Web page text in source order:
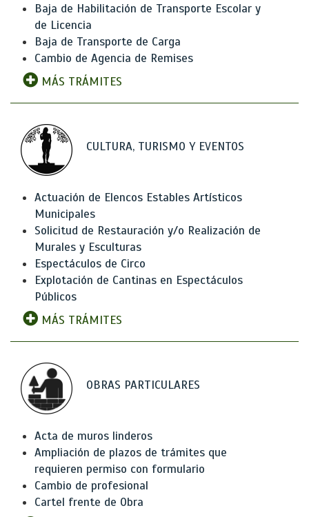
Baja de Habilitación de Transporte Escolar y
de Licencia
Baja de Transporte de Carga
Cambio de Agencia de Remises
MÁS TRÁMITES
CULTURA, TURISMO Y EVENTOS
Actuación de Elencos Estables Artísticos
Municipales
Solicitud de Restauración y/o Realización de
Murales y Esculturas
Espectáculos de Circo
Explotación de Cantinas en Espectáculos
Públicos
MÁS TRÁMITES
OBRAS PARTICULARES
Acta de muros linderos
Ampliación de plazos de trámites que
requieren permiso con formulario
Cambio de profesional
Cartel frente de Obra